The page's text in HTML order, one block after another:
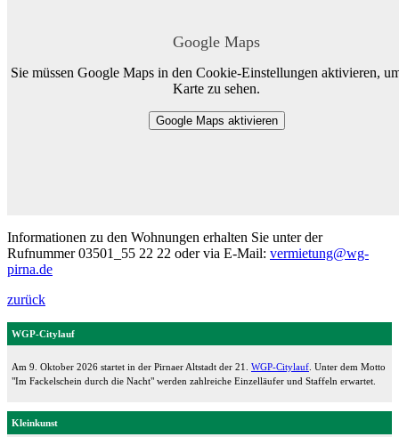
Google Maps
Sie müssen Google Maps in den Cookie-Einstellungen aktivieren,
Karte zu sehen.
Google Maps aktivieren
Informationen zu den Wohnungen erhalten Sie unter der
Rufnummer 03501_55 22 22 oder via E-Mail: vermietung@wg-
pirna.de
zurück
WGP-Citylauf
Am 9. Oktober 2026 startet in der Pirnaer Altstadt der 21. WGP-Citylauf . Unter dem Motto
"Im Fackelschein durch die Nacht" werden zahlreiche Einzelläufer und Staffeln erwartet.
Kleinkunst